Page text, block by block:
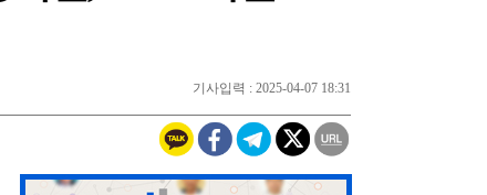
기사입력 : 2025-04-07 18:31